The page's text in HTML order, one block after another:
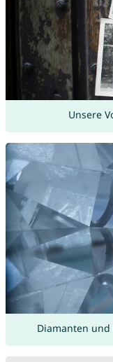
Unsere
Diamanten und